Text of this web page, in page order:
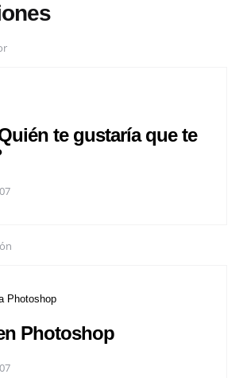
te gustaría que te
Photoshop
Photoshop